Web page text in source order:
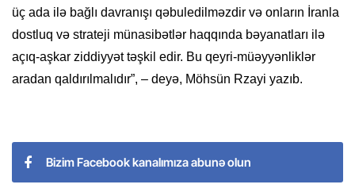
üç ada ilə bağlı davranışı qəbuledilməzdir və onların İranla
dostluq və strateji münasibətlər haqqında bəyanatları ilə
açıq-aşkar ziddiyyət təşkil edir. Bu qeyri-müəyyənliklər
aradan qaldırılmalıdır”, – deyə, Möhsün Rzayi yazıb.
Bizim Facebook kanalımıza abunə olun